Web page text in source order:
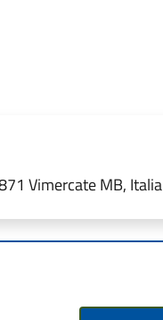
Vimercate MB, Italia